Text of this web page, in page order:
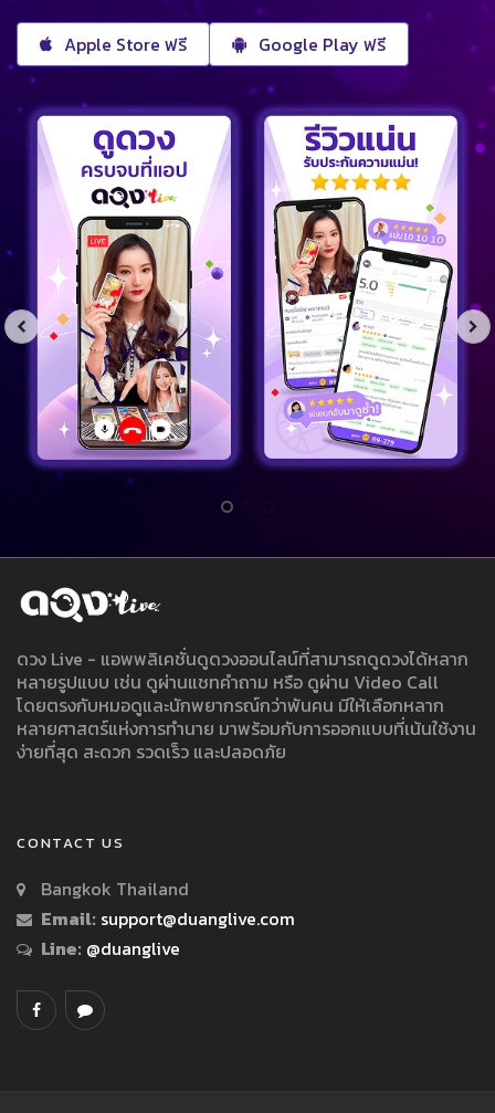
Apple Store ฟรี Google Play ฟรี
ดวง Live - แอพพลิเคชั่นดูดวงออนไลน์ที่สามารถดูดวงได้หลาก
หลายรูปแบบ เช่น ดูผ่านแชทคำถาม หรือ ดูผ่าน Video Call
โดยตรงกับหมอดูและนักพยากรณ์กว่าพันคน มีให้เลือกหลาก
หลายศาสตร์แห่งการทำนาย มาพร้อมกับการออกแบบที่เน้นใช้งาน
ง่ายที่สุด สะดวก รวดเร็ว และปลอดภัย
CONTACT US
Bangkok Thailand
Email: support@duanglive.com
Line: @duanglive